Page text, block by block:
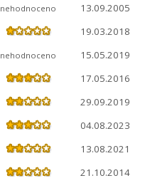
nehodnoceno 13.09.2005
19.03.2018
nehodnoceno 15.05.2019
17.05.2016
29.09.2019
04.08.2023
13.08.2021
21.10.2014